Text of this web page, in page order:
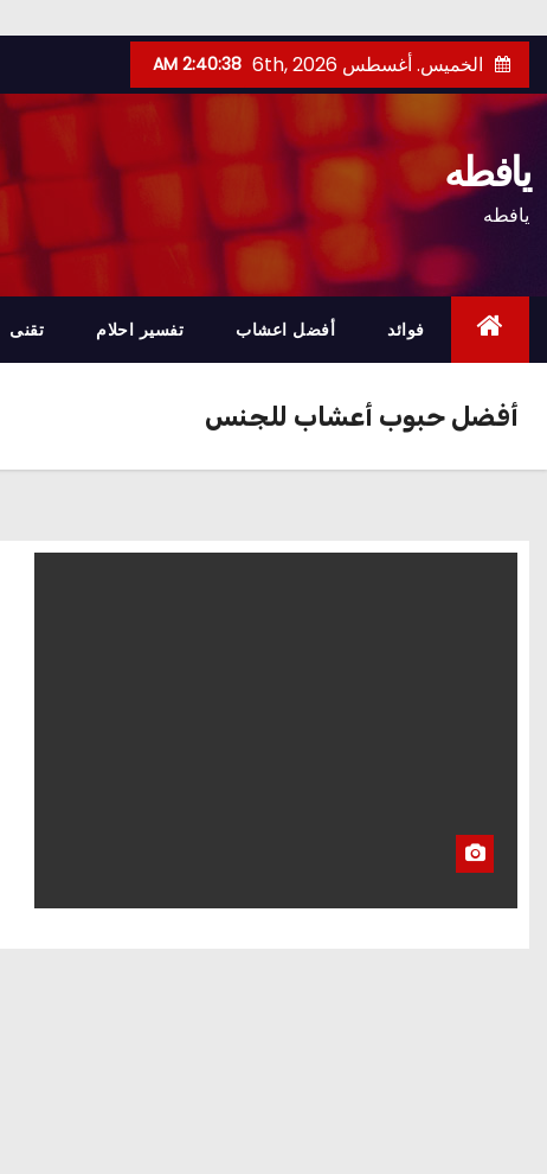
to
content
الخميس. أغسطس 6th, 2026 2:40:39 AM
يافطه
يافطه
فوائد أفضل اعشاب تفسير احلام تقنى
أفضل حبوب أعشاب للجنس